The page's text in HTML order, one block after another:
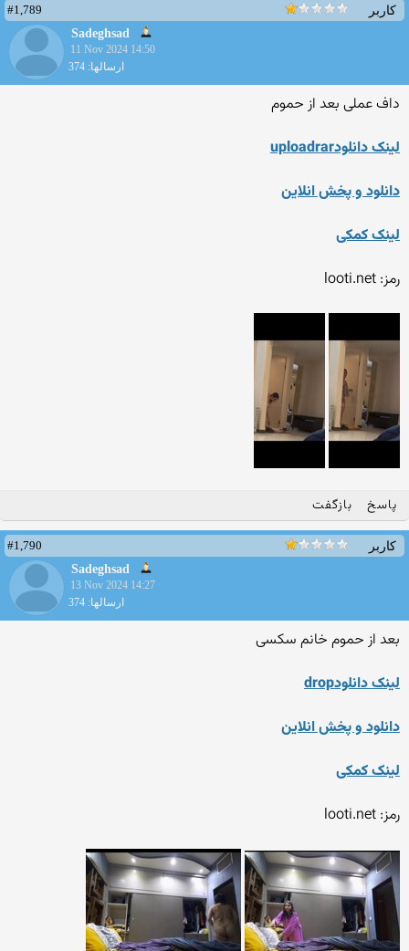
کاربر
#1,789
Sadeghsad
11 Nov 2024 14:50
ارسالها: 374
داف عملی بعد از حموم
لینک دانلودuploadrar
دانلود و پخش انلاین
لینک کمکی
رمز: looti.net
پاسخ بازگفت
کاربر
#1,790
Sadeghsad
13 Nov 2024 14:27
ارسالها: 374
بعد از حموم خانم سکسی
لینک دانلودdrop
دانلود و پخش انلاین
لینک کمکی
رمز: looti.net